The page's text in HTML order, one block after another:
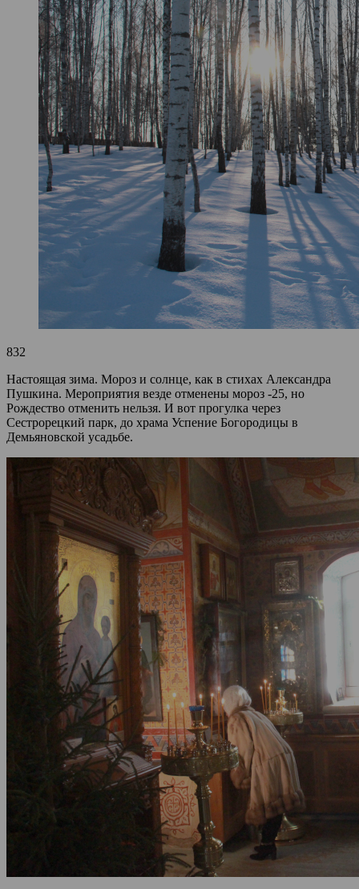
832
Настоящая зима. Мороз и солнце, как в стихах Александра
Пушкина. Мероприятия везде отменены мороз -25, но
Рождество отменить нельзя. И вот прогулка через
Сестрорецкий парк, до храма Успение Богородицы в
Демьяновской усадьбе.